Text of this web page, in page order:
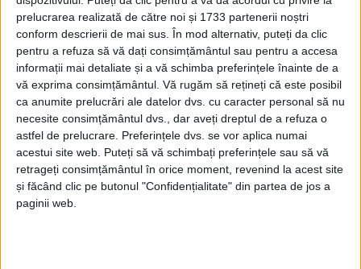
prelucrarea realizată de către noi și 1733 partenerii noștri
conform descrierii de mai sus. În mod alternativ, puteți da clic
pentru a refuza să vă dați consimțământul sau pentru a accesa
informații mai detaliate și a vă schimba preferințele înainte de a
vă exprima consimțământul. Vă rugăm să rețineți că este posibil
ca anumite prelucrări ale datelor dvs. cu caracter personal să nu
necesite consimțământul dvs., dar aveți dreptul de a refuza o
astfel de prelucrare. Preferințele dvs. se vor aplica numai
acestui site web. Puteți să vă schimbați preferințele sau să vă
retrageți consimțământul în orice moment, revenind la acest site
și făcând clic pe butonul "Confidențialitate" din partea de jos a
paginii web.
Un camion și un autoturism au fost implicate într-un
accident rutier care a avut loc, miercuri dimineață, la
ieșirea din Ilișești spre Păltinoasa, pe fondul unei
pătrunderi pe contrasens.
Pompierii militari ajunși la fața locului au
constatat că femeia de la volanul autoturismului a
fost rănită. Aceasta a fost preluată de paramedicii
SMURD, pentru îngrijiri medicale.
Polițiștii rutieri au demarat cercetări la fața locului,